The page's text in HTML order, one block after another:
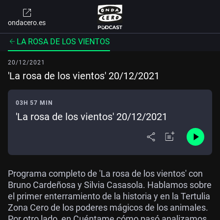
ondacero.es
LA ROSA DE LOS VIENTOS
20/12/2021
'La rosa de los vientos' 20/12/2021
03H 57 MIN
'La rosa de los vientos' 20/12/2021
Programa completo de 'La rosa de los vientos' con
Bruno Cardeñosa y Silvia Casasola. Hablamos sobre
el primer enterramiento de la historia y en la Tertulia
Zona Cero de los poderes mágicos de los animales.